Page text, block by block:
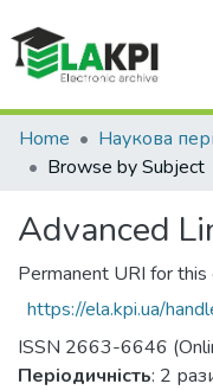
Communities &
All of DSpace
Home Наукова
Browse by Subject
Advanced
Permanent URI for this
https://ela.kpi.ua/
ISSN 2663-6646
Періодичність: 2